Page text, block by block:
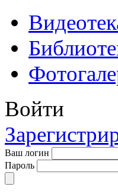
Войти
Ваш логин
Пароль